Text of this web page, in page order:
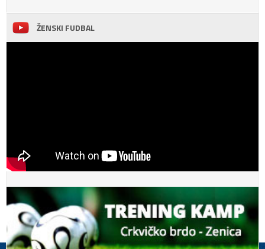
ŽENSKI FUDBAL